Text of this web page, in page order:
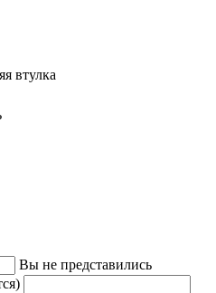
втулка
Вы не представились